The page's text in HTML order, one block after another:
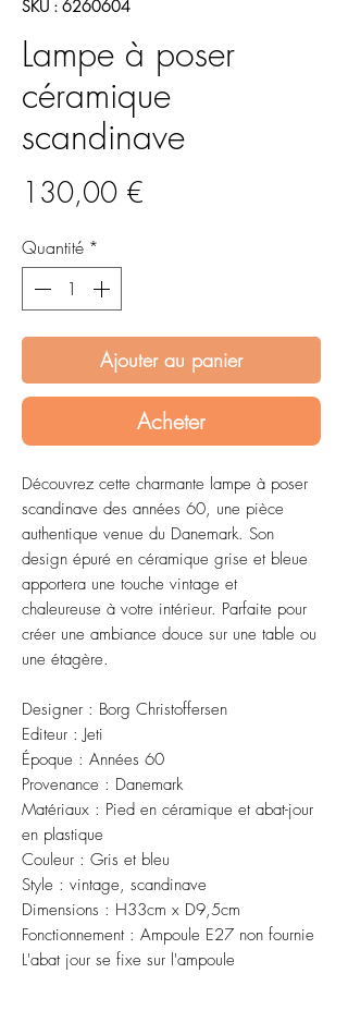
SKU : 6260604
Lampe à poser
céramique
scandinave
130,00 €
Quantité *
Ajouter au panier
Acheter
Découvrez cette charmante lampe à poser
scandinave des années 60, une pièce
authentique venue du Danemark. Son
design épuré en céramique grise et bleue
apportera une touche vintage et
chaleureuse à votre intérieur. Parfaite pour
créer une ambiance douce sur une table ou
une étagère.
Designer : Borg Christoffersen
Editeur : Jeti
Époque : Années 60
Provenance : Danemark
Matériaux : Pied en céramique et abat-jour
en plastique
Couleur : Gris et bleu
Style : vintage, scandinave
Dimensions : H33cm x D9,5cm
Fonctionnement : Ampoule E27 non fournie
L'abat jour se fixe sur l'ampoule